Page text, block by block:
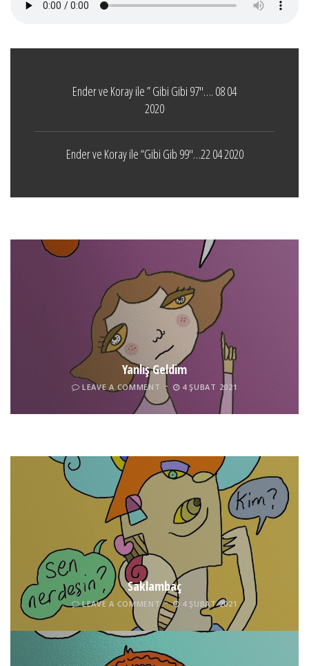
Ender ve Koray ile ” Gibi Gibi 97″…. 08 04
2020
Ender ve Koray ile “Gibi Gib 99″…22 04 2020
Yanlış Geldim
LEAVE A COMMENT 4 ŞUBAT 2021
Tel İnsan
LEAVE A COMMENT 4 ŞUBAT 2021
Saklambaç
LEAVE A COMMENT 4 ŞUBAT 2021